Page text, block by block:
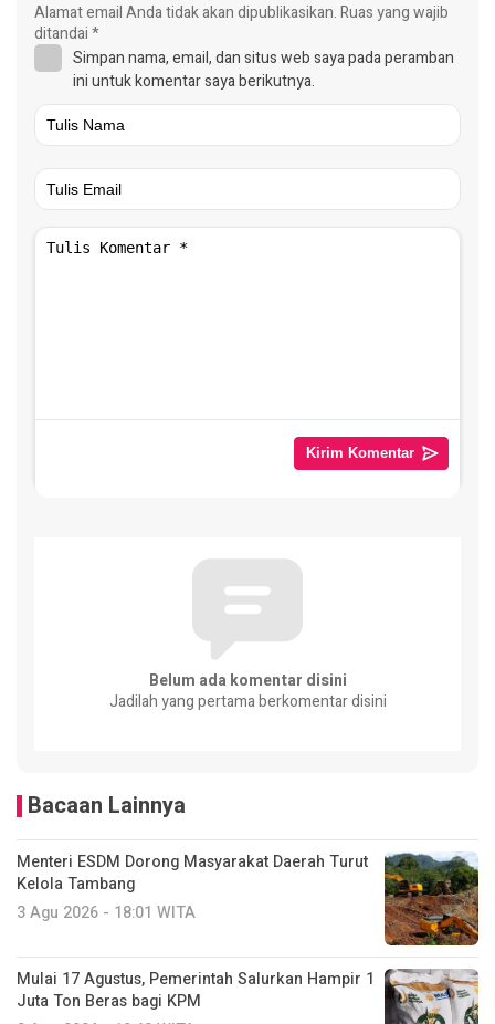
Alamat email Anda tidak akan dipublikasikan.Ruas yang wajib
ditandai*
Simpan nama, email, dan situs web saya pada peramban
ini untuk komentar saya berikutnya.
Belum ada komentar disini
Jadilah yang pertama berkomentar disini
Bacaan Lainnya
Menteri ESDM Dorong Masyarakat Daerah Turut
Kelola Tambang
3 Agu 2026 - 18:01 WITA
Mulai 17 Agustus, Pemerintah Salurkan Hampir 1
Juta Ton Beras bagi KPM